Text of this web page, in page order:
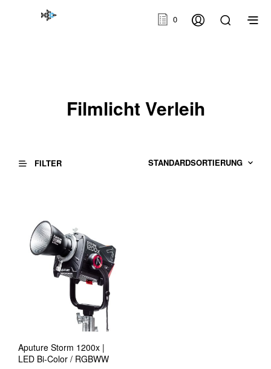
0
Filmlicht Verleih
FILTER
Aputure Storm 1200x |
LED Bi-Color / RGBWW